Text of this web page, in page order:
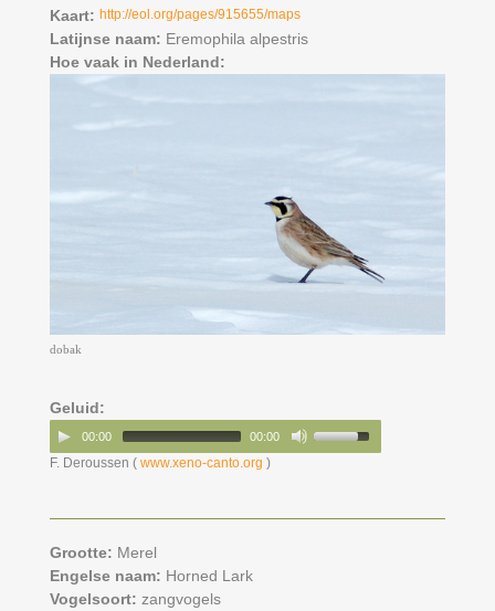
Kaart: http://eol.org/pages/915655/maps
Latijnse naam: Eremophila alpestris
Hoe vaak in Nederland:
dobak
Geluid:
00:00 00:00
F. Deroussen ( www.xeno-canto.org )
Grootte: Merel
Engelse naam: Horned Lark
Vogelsoort: zangvogels